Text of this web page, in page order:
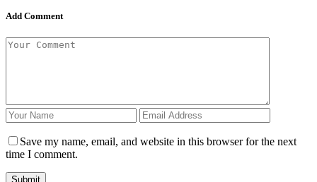
Add Comment
Save my name, email, and website in this browser for the next
time I comment.